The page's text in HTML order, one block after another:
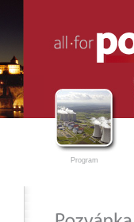
Program